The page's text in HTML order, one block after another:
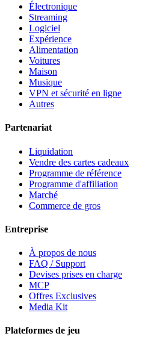
Électronique
Streaming
Logiciel
Expérience
Alimentation
Voitures
Maison
Musique
VPN et sécurité en ligne
Autres
Partenariat
Liquidation
Vendre des cartes cadeaux
Programme de référence
Programme d'affiliation
Marché
Commerce de gros
Entreprise
À propos de nous
FAQ / Support
Devises prises en charge
MCP
Offres Exclusives
Media Kit
Plateformes de jeu